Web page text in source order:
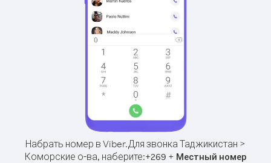
Набрать номер в Viber.Для звонка Таджикистан >
Коморские о-ва, наберите:+269 + Местный номер